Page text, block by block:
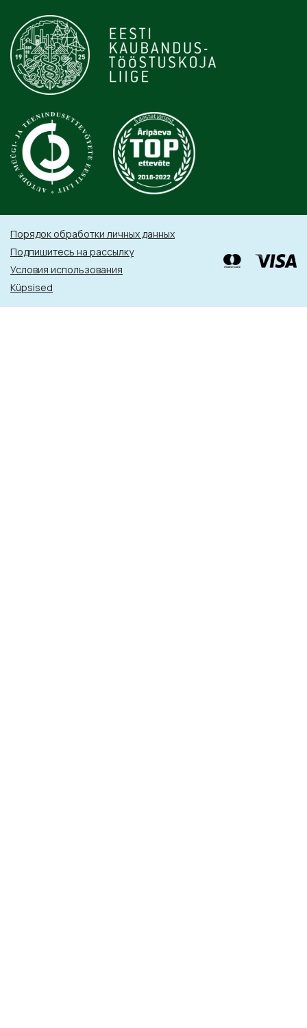
Порядок обработки личных данных
Подпишитесь на рассылку
Условия использования
Küpsised